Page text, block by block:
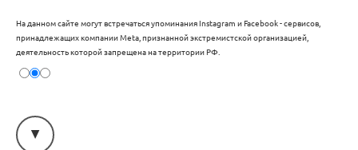
На данном сайте могут встречаться упоминания Instagram и Facebook - сервисов,
принадлежащих компании Meta, признанной экстремистской организацией,
деятельность которой запрещена на территории РФ.